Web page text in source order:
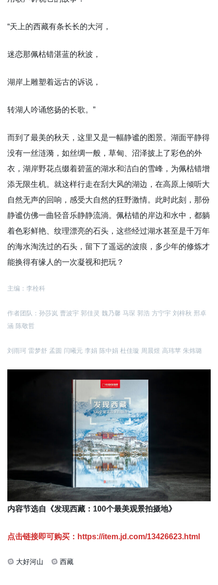
“天上的西藏有条长长的大河，
迷恋那佩枯错湛蓝的秋波，
湖岸上雕塑着远古的诉说，
转湖人吟诵悠扬的长歌。”
而到了最美的秋天，这里又是一幅静谧的图景。湖面平静得
没有一丝涟漪，如丝绸一般，草甸、沼泽披上了彩色的外
衣，湖岸野花点缀着碧蓝的湖水和洁白的雪峰，为佩枯错增
添无限生机。就这样行走在刮大风的湖边，在高原上倾听大
自然无声的回响，感受大自然的狂野激情。此时此刻，那份
静谧仿佛一曲轻音乐静静流淌。佩枯错的岸边和水中，都躺
着色彩鲜艳、纹理漂亮的石头，这些经过湖水甚至是千万年
的海水淘洗过的石头，留下了遥远的波痕，多少年的修炼才
能换得有缘人的一次凝视和把玩？
主编：李栓科
作者团队：孙莎岚 曹波宇 郭佳灵 魏乃馨 马琛 郭浩 方宁宇 刘梓秋 邢卓
涵 陈敬哲
刘雨珂 雷梦舒 孟圆 闫曦元 李娟 陈中娟 杜佳璇 周晨煜 高玮苹 朱炜璐
内容节选自《发现西藏：100个最美观景拍摄地》
点击链接即可购买： https://item.jd.com/13426623.html
大好河山 西藏